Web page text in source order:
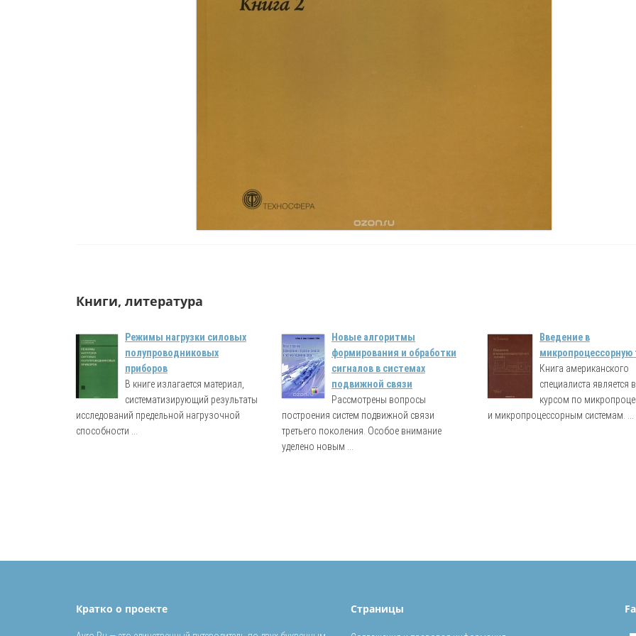
Книги, литература
Режимы нагрузки силовых
полупроводниковых
приборов
В книге излагается материал,
систематизирующий результаты
исследований предельной нагрузочной
способности ...
Новые алгоритмы
формирования и обработки
сигналов в системах
подвижной связи
Рассмотрены вопросы
построения систем подвижной связи
третьего поколения. Особое внимание
уделено новым ...
Введение в
микропроцессорную
Книга американского
специалиста является
курсом по
и микропроцессорным системам. ...
Кратко о проекте Страницы